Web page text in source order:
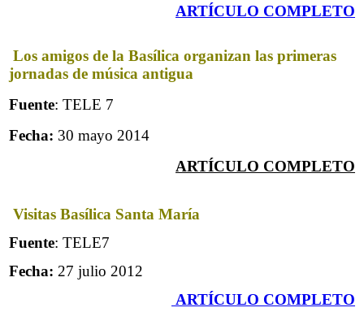
ARTÍCULO COMPLETO
Los amigos de la Basílica organizan las primeras
jornadas de música antigua
Fuente: TELE 7
Fecha: 30 mayo 2014
ARTÍCULO COMPLETO
Visitas Basílica Santa María
Fuente: TELE7
Fecha: 27 julio 2012
ARTÍCULO COMPLETO